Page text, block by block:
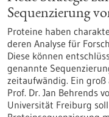
Sequenzierung
Proteine haben
deren Analyse für
Diese können
genannte
zeitaufwändig. Ein
Prof. Dr. Jan Behrends
Universität Freiburg